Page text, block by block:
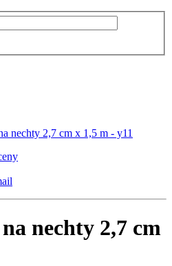
nechty 2,7 cm